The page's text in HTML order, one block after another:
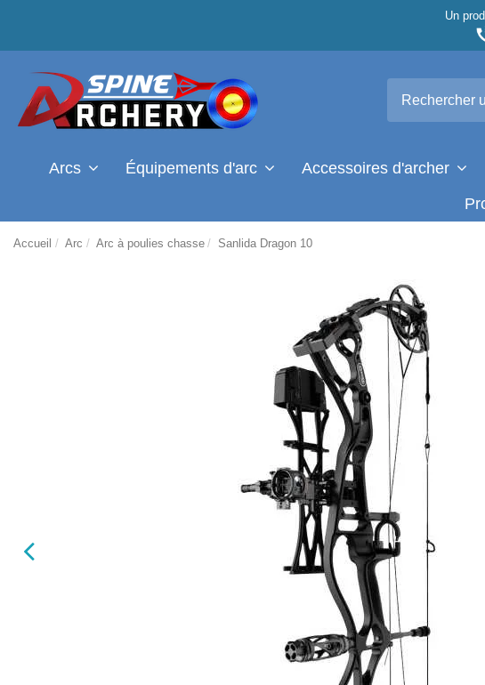
Un
Arcs Équipements d'arc Accessoires d'archer
Accueil Arc Arc à poulies chasse Sanlida Dragon 10